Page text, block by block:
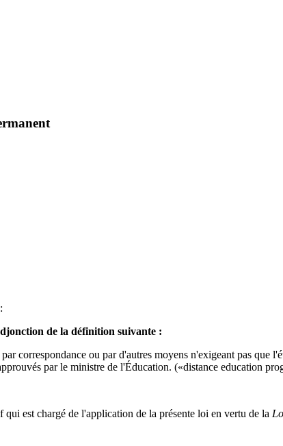
de la définition suivante :
correspondance ou par d'autres moyens n'exigeant pas que
par le ministre de l'Éducation. («distance education
est chargé de l'application de la présente loi en vertu de la